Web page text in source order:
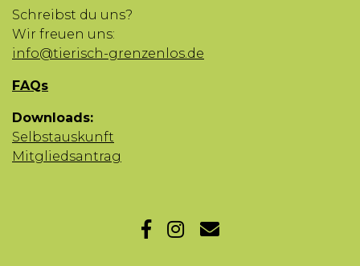
Schreibst du uns?
Wir freuen uns:
info@tierisch-grenzenlos.de
FAQs
Downloads:
Selbstauskunft
Mitgliedsantrag